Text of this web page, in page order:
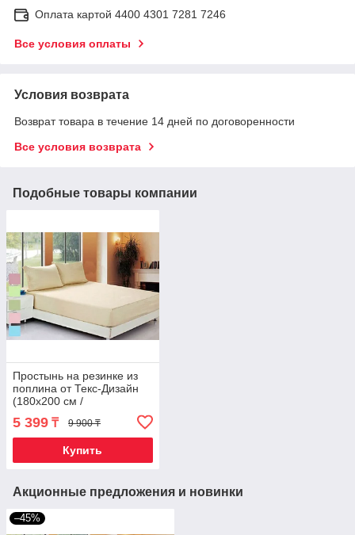
Оплата картой 4400 4301 7281 7246
Все условия оплаты
Условия возврата
Возврат товара в течение 14 дней по договоренности
Все условия возврата
Подобные товары компании
Простынь на резинке из
поплина от Текс-Дизайн
(180х200 см /
Фиолетовый)
5 399 ₸ 9 900 ₸
Купить
Акционные предложения и новинки
–45%